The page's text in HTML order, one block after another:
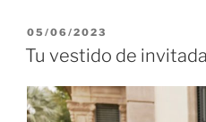
PUBLICADO
EL
05/06/2023
Tu vestido de